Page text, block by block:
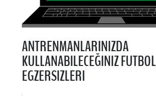
ANTRENMANLARINIZDA
KULLANABILECEĞINIZ FUTBOL
EGZERSIZLERI